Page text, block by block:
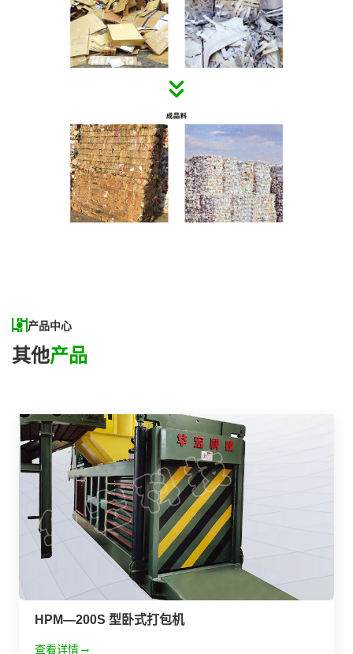
产品中心
其他产品
HPM—200S 型卧式打包机
查看详情